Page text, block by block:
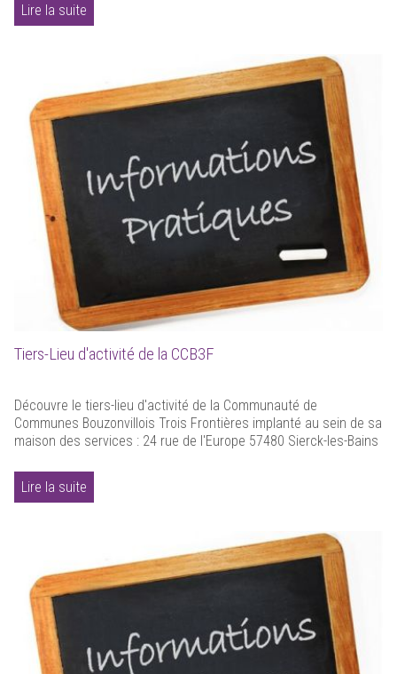
Lire la suite
Tiers-Lieu d'activité de la CCB3F
Découvre le tiers-lieu d'activité de la Communauté de
Communes Bouzonvillois Trois Frontières implanté au sein de sa
maison des services : 24 rue de l'Europe 57480 Sierck-les-Bains
Lire la suite